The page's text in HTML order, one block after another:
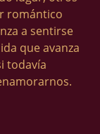
romántico
a sentirse
que avanza
todavía